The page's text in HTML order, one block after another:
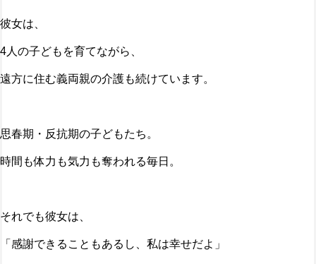
彼女は、
4人の子どもを育てながら、
遠方に住む義両親の介護も続けています。
思春期・反抗期の子どもたち。
時間も体力も気力も奪われる毎日。
それでも彼女は、
「感謝できることもあるし、私は幸せだよ」